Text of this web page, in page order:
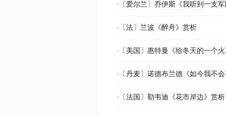
·〔爱尔兰〕乔伊斯《我听到一支
·〔法〕兰波《醉舟》赏析
·〔美国〕惠特曼《给冬天的一个
·〔丹麦〕诺德布兰德《如今我不
·〔法国〕勒韦迪《花市岸边》赏析